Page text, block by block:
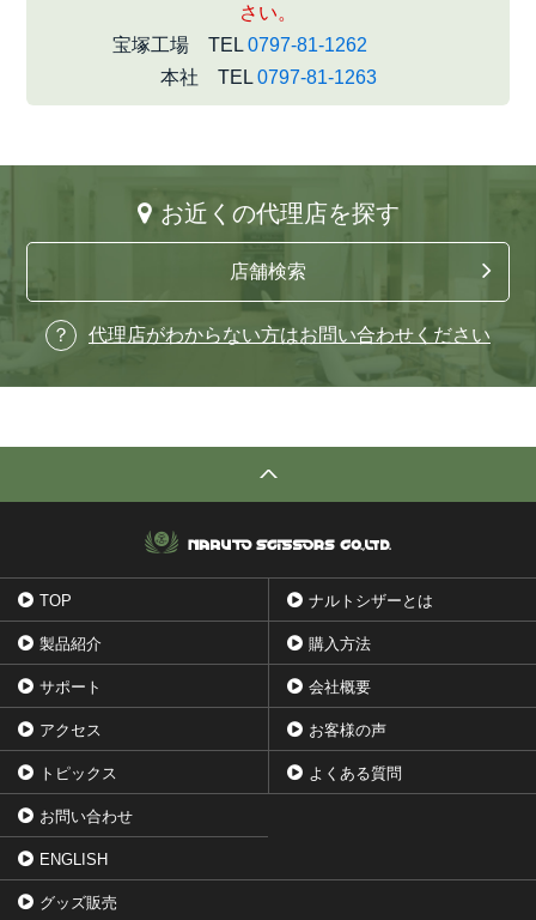
さい。
宝塚工場 TEL 0797-81-1262
本社 TEL 0797-81-1263
お近くの代理店を探す
店舗検索
代理店がわからない方はお問い合わせください
TOP ナルトシザーとは
製品紹介 購入方法
サポート 会社概要
アクセス お客様の声
トピックス よくある質問
お問い合わせ
ENGLISH
グッズ販売